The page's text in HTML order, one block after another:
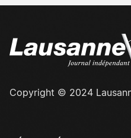
Copyright © 2024